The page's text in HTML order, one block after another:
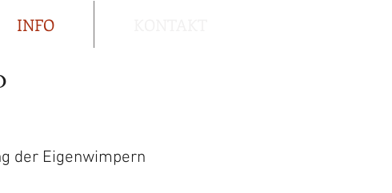
INFO
der Eigenwimpern